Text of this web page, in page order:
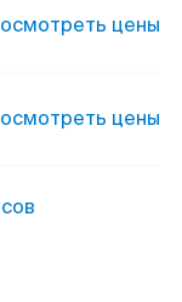
цены
цены